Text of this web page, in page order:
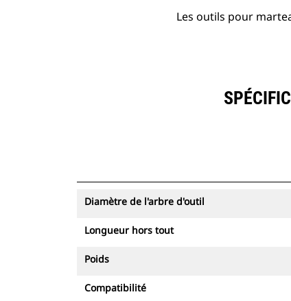
Les outils pour
Diamètre de l'arbre d'outil
Longueur hors tout
Poids
Compatibilité